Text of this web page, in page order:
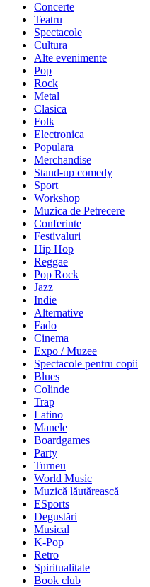
Concerte
Teatru
Spectacole
Cultura
Alte evenimente
Pop
Rock
Metal
Clasica
Folk
Electronica
Populara
Merchandise
Stand-up comedy
Sport
Workshop
Muzica de Petrecere
Conferinte
Festivaluri
Hip Hop
Reggae
Pop Rock
Jazz
Indie
Alternative
Fado
Cinema
Expo / Muzee
Spectacole pentru copii
Blues
Colinde
Trap
Latino
Manele
Boardgames
Party
Turneu
World Music
Muzică lăutărească
ESports
Degustări
Musical
K-Pop
Retro
Spiritualitate
Book club